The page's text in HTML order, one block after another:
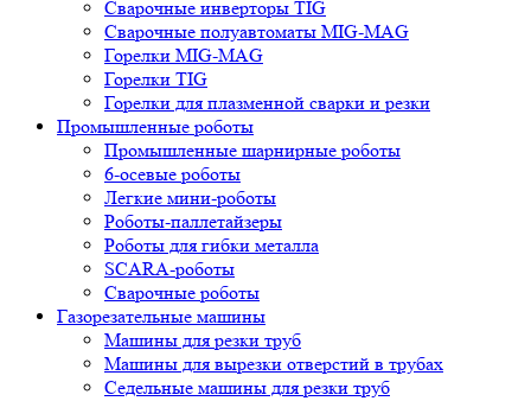
Сварочные инверторы TIG
Сварочные полуавтоматы MIG-MAG
Горелки MIG-MAG
Горелки TIG
Горелки для плазменной сварки и резки
Промышленные роботы
Промышленные шарнирные роботы
6-осевые роботы
Легкие мини-роботы
Роботы-паллетайзеры
Роботы для гибки металла
SCARA-роботы
Сварочные роботы
Газорезательные машины
Машины для резки труб
Машины для вырезки отверстий в трубах
Седельные машины для резки труб